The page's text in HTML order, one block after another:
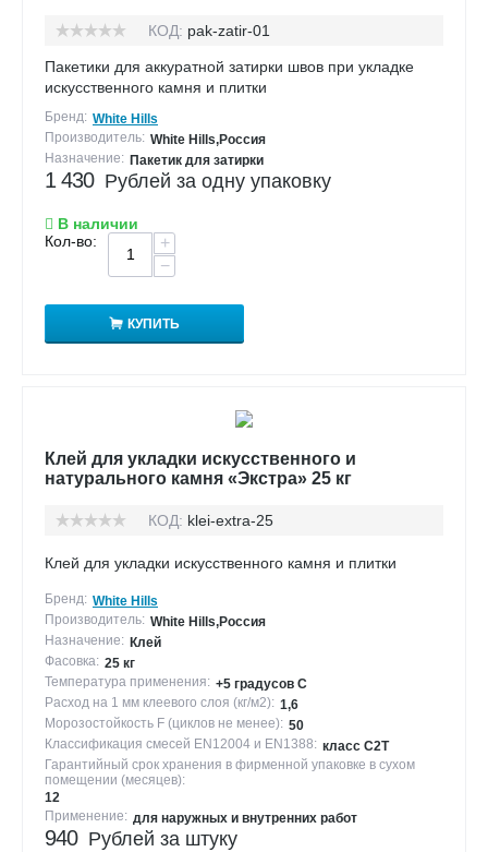
КОД: pak-zatir-01
Пакетики для аккуратной затирки швов при укладке
искусственного камня и плитки
Бренд: White Hills
Производитель: White Hills,Россия
Назначение: Пакетик для затирки
1 430 Рублей за одну упаковку
В наличии
Кол-во:
+
−
КУПИТЬ
Клей для укладки искусственного и
натурального камня «Экстра» 25 кг
КОД: klei-extra-25
Клей для укладки искусственного камня и плитки
Бренд: White Hills
Производитель: White Hills,Россия
Назначение: Клей
Фасовка: 25 кг
Температура применения: +5 градусов С
Расход на 1 мм клеевого слоя (кг/м2): 1,6
Морозостойкость F (циклов не менее): 50
Классификация смесей EN12004 и EN1388: класс С2Т
Гарантийный срок хранения в фирменной упаковке в сухом
помещении (месяцев):
12
Применение: для наружных и внутренних работ
940 Рублей за штуку